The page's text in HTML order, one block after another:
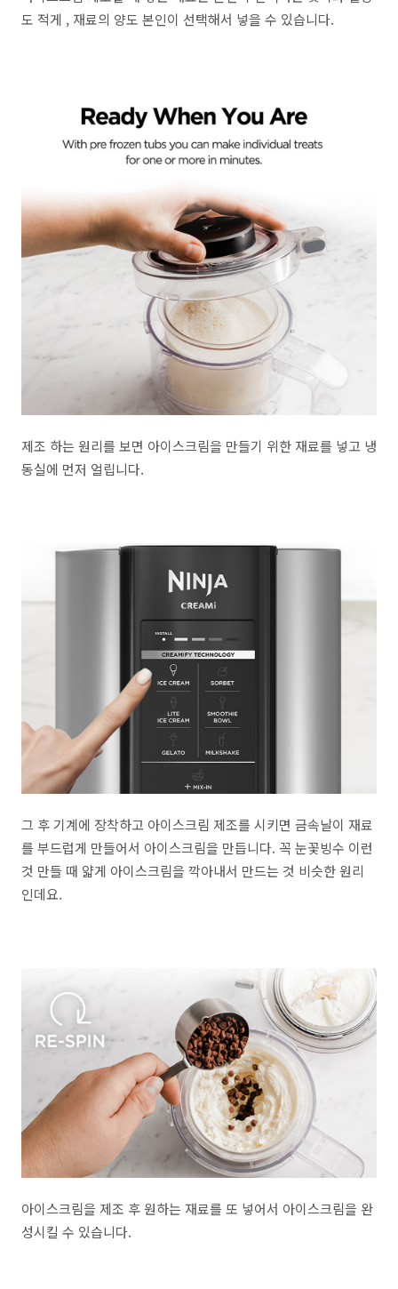
도 적게 , 재료의 양도 본인이 선택해서 넣을 수 있습니다.
제조 하는 원리를 보면 아이스크림을 만들기 위한 재료를 넣고 냉
동실에 먼저 얼립니다.
그 후 기계에 장착하고 아이스크림 제조를 시키면 금속날이 재료
를 부드럽게 만들어서 아이스크림을 만듭니다. 꼭 눈꽃빙수 이런
것 만들 때 얇게 아이스크림을 깍아내서 만드는 것 비슷한 원리
인데요.
아이스크림을 제조 후 원하는 재료를 또 넣어서 아이스크림을 완
성시킬 수 있습니다.